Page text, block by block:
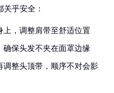
乎安全：
上，调整肩带至舒适位置
确保头发不夹在面罩边缘
调整头顶带，顺序不对会影